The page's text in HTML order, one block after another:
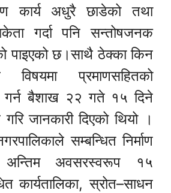
कार्य अधुरै छाडेको तथा
गर्दा पनि सन्तोषजनक
पाइएको छ।साथै ठेक्का किन
प्रमाणसहितको
गर्न बैशाख २२ गते १५ दिने
जानकारी दिएको थियो ।
सम्बन्धित निर्माण
अन्तिम अवसरस्वरूप १५
कार्यतालिका, स्रोत–साधन